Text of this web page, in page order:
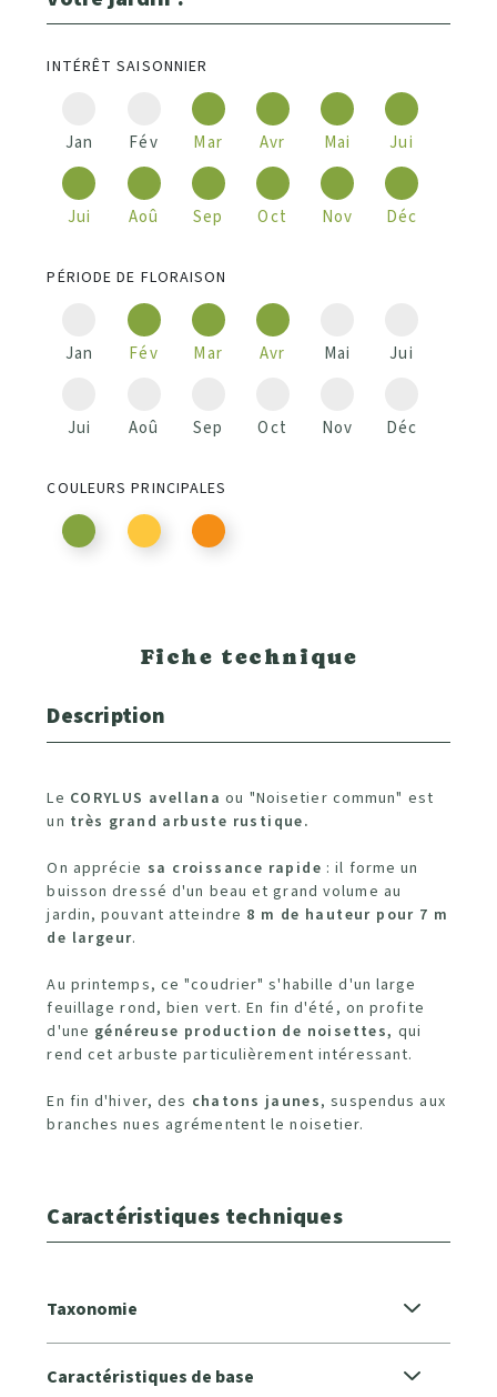
INTÉRÊT SAISONNIER
Jan Fév Mar Avr Mai Jui
Jui Aoû Sep Oct Nov Déc
PÉRIODE DE FLORAISON
Jan Fév Mar Avr Mai Jui
Jui Aoû Sep Oct Nov Déc
COULEURS PRINCIPALES
Fiche technique
Description
Le CORYLUS avellana ou "Noisetier commun" est
un très grand arbuste rustique.
On apprécie sa croissance rapide : il forme un
buisson dressé d'un beau et grand volume au
jardin, pouvant atteindre 8 m de hauteur pour 7 m
de largeur.
Au printemps, ce "coudrier" s'habille d'un large
feuillage rond, bien vert. En fin d'été, on profite
d'une généreuse production de noisettes, qui
rend cet arbuste particulièrement intéressant.
En fin d'hiver, des chatons jaunes, suspendus aux
branches nues agrémentent le noisetier.
Caractéristiques techniques
Taxonomie
Caractéristiques de base